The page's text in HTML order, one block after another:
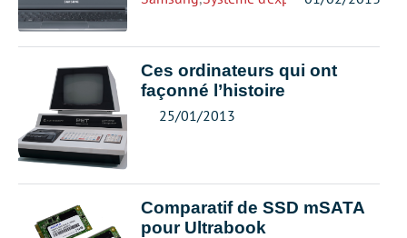
Ces ordinateurs qui ont
façonné l’histoire
25/01/2013
Comparatif de SSD mSATA
pour Ultrabook